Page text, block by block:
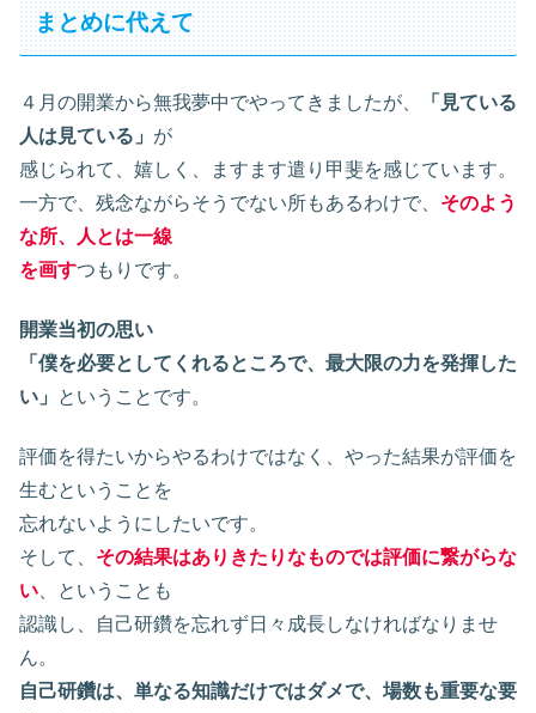
まとめに代えて
４月の開業から無我夢中でやってきましたが、
「見ている
人は見ている」 が
感じられて、嬉しく、ますます遣り甲斐を感じています。
一方で、残念ながらそうでない所もあるわけで、 そのよう
な所、人とは一線
を画すつもりです。
開業当初の思い
「僕を必要としてくれるところで、最大限の力を発揮した
い」
ということです。
評価を得たいからやるわけではなく、やった結果が評価を
生むということを
忘れないようにしたいです。
そして、 その結果はありきたりなものでは評価に繋がらな
い 、ということも
認識し、自己研鑽を忘れず日々成長しなければなりませ
ん。
自己研鑽は、単なる知識だけではダメで、場数も重要な要